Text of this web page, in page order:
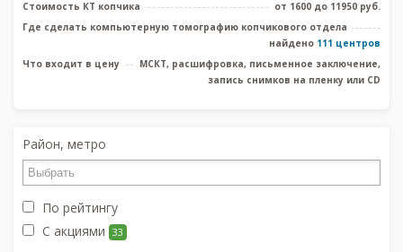
Стоимость КТ копчика
от 1600 до 11950 руб.
Где сделать компьютерную томографию копчикового отдела
найдено 111 центров
Что входит в цену
МСКТ, расшифровка, письменное заключение,
запись снимков на пленку или CD
Район, метро
По рейтингу
С акциями 33